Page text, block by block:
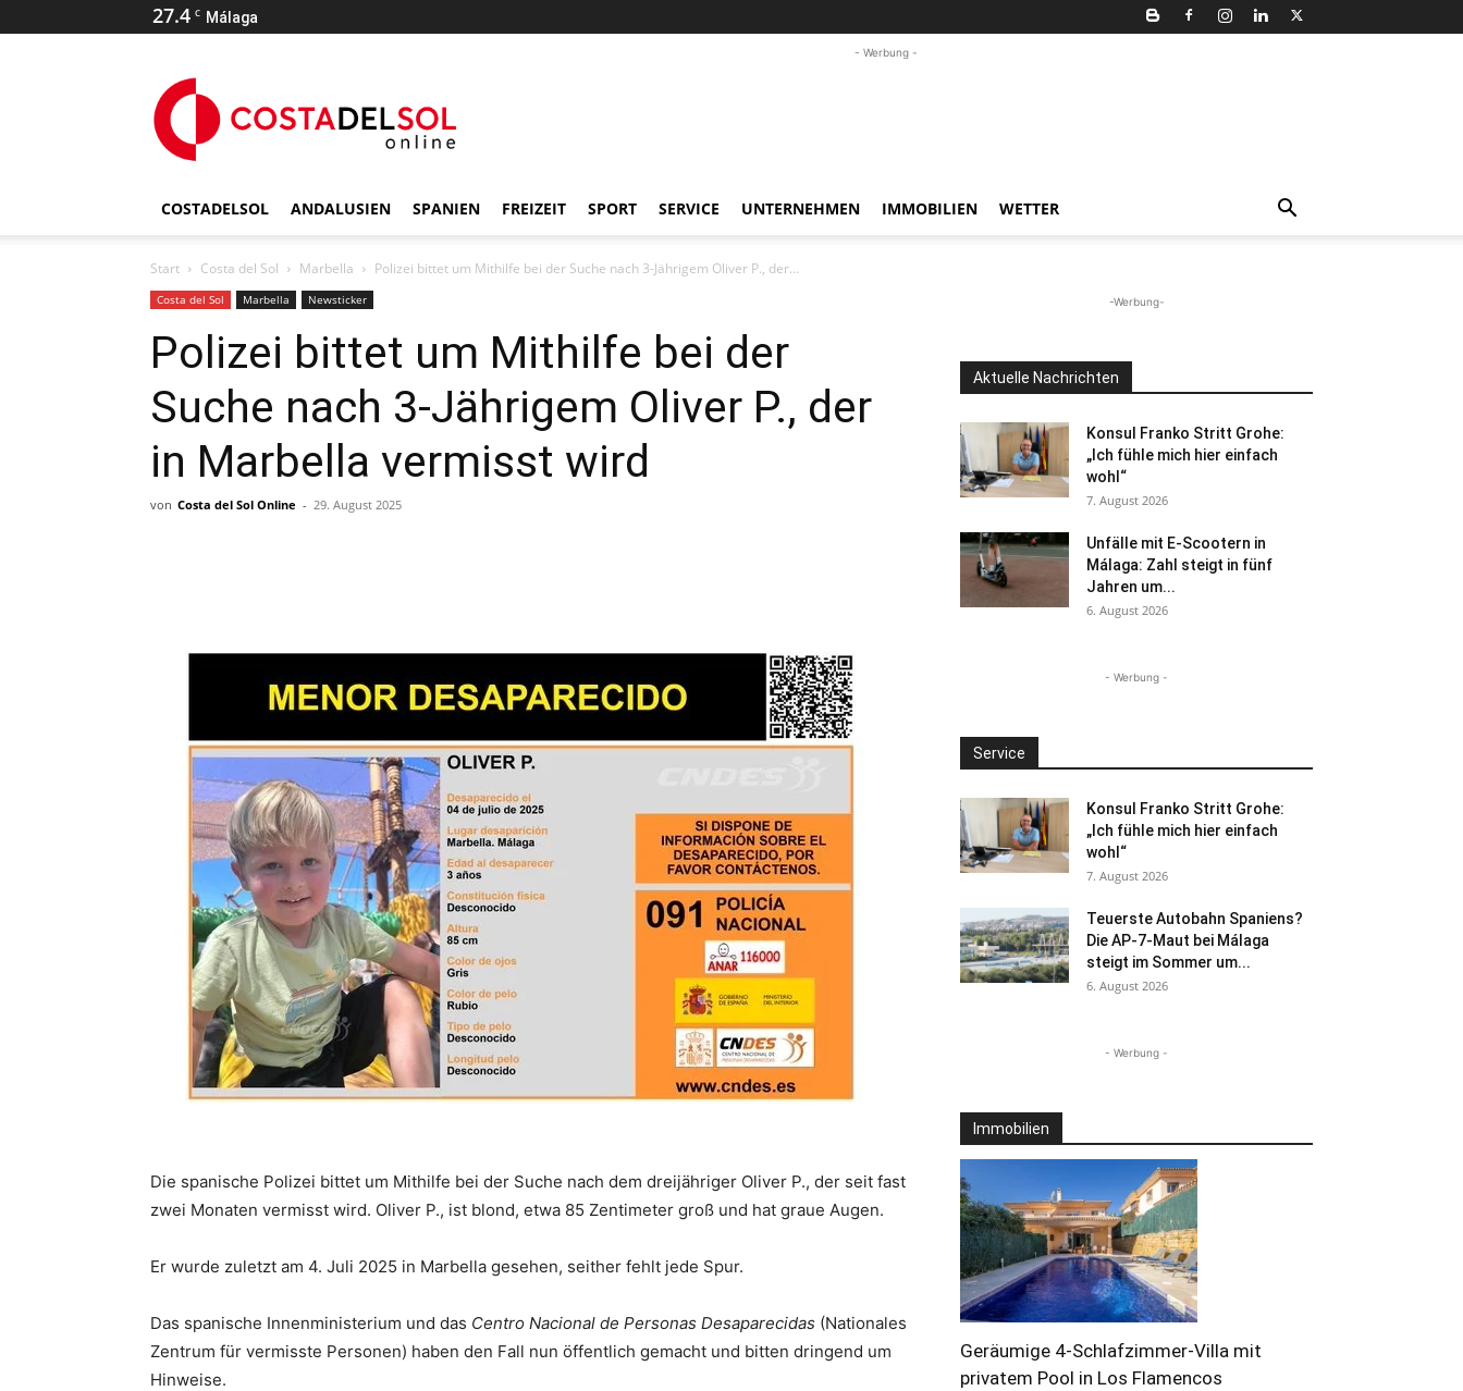
27.4 C Málaga
- Werbung -
COSTADELSOL ANDALUSIEN SPANIEN FREIZEIT SPORT SERVICE UNTERNEHMEN IMMOBILIEN WETTER
Start Costa del Sol Marbella Polizei bittet um Mithilfe bei der Suche nach 3-Jährigem Oliver P., der...
Costa del Sol Marbella Newsticker
Polizei bittet um Mithilfe bei der
Suche nach 3-Jährigem Oliver P., der
in Marbella vermisst wird
von Costa del Sol Online - 29. August 2025
Die spanische Polizei bittet um Mithilfe bei der Suche nach dem dreijähriger Oliver P., der seit fast
zwei Monaten vermisst wird. Oliver P., ist blond, etwa 85 Zentimeter groß und hat graue Augen.
Er wurde zuletzt am 4. Juli 2025 in Marbella gesehen, seither fehlt jede Spur.
Das spanische Innenministerium und das Centro Nacional de Personas Desaparecidas (Nationales
Zentrum für vermisste Personen) haben den Fall nun öffentlich gemacht und bitten dringend um
Hinweise.
-Werbung-
Aktuelle Nachrichten
Konsul Franko Stritt Grohe:
„Ich fühle mich hier einfach
wohl“
7. August 2026
Unfälle mit E-Scootern in
Málaga: Zahl steigt in fünf
Jahren um...
6. August 2026
- Werbung -
Service
Konsul Franko Stritt Grohe:
„Ich fühle mich hier einfach
wohl“
7. August 2026
Teuerste Autobahn Spaniens?
Die AP-7-Maut bei Málaga
steigt im Sommer um...
6. August 2026
- Werbung -
Immobilien
Geräumige 4-Schlafzimmer-Villa mit
privatem Pool in Los Flamencos